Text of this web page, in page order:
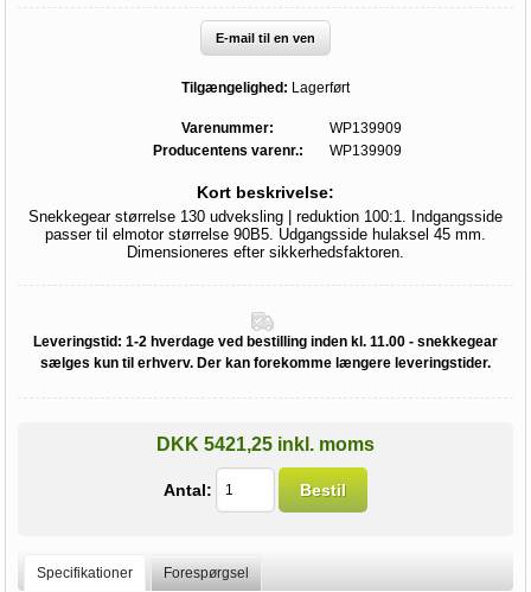
E-mail til en ven
Tilgængelighed: Lagerført
Varenummer:
WP139909
Producentens varenr.:
WP139909
Kort beskrivelse:
Snekkegear størrelse 130 udveksling | reduktion 100:1. Indgangsside
passer til elmotor størrelse 90B5. Udgangsside hulaksel 45 mm.
Dimensioneres efter sikkerhedsfaktoren.
Leveringstid: 1-2 hverdage ved bestilling inden kl. 11.00 - snekkegear
sælges kun til erhverv. Der kan forekomme længere leveringstider.
DKK 5421,25 inkl. moms
Antal: Bestil
Specifikationer Forespørgsel